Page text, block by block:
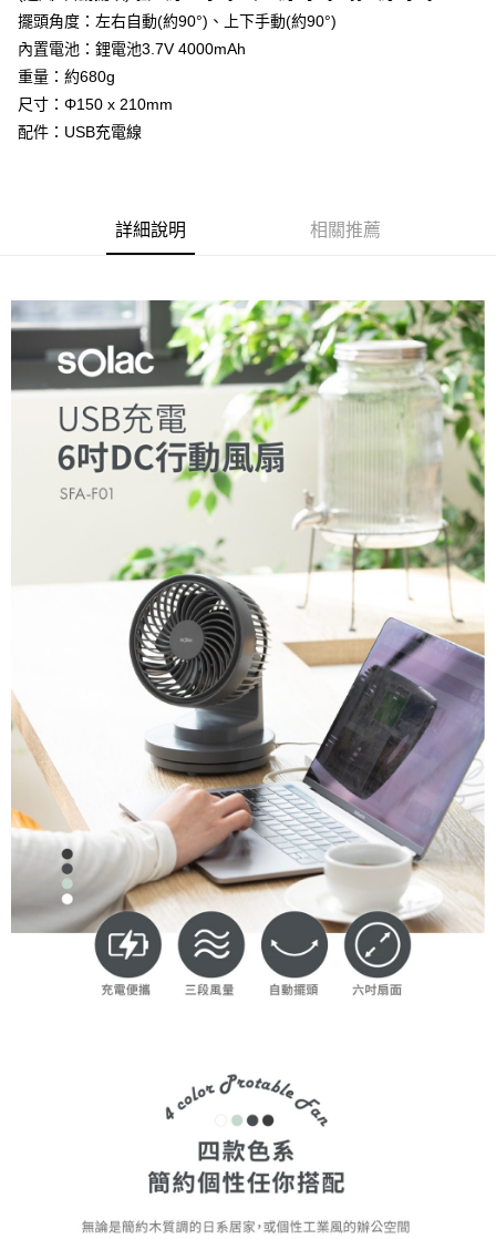
【關於「AFTEE先享後付」】
AFTEE先享後付是「在收到商品之後才付款」的支付方式。 讓您購物簡單
１．簡單：不需註冊會員、不需綁卡、不需儲值。
２．便利：只要手機號碼，簡訊認證，即可結帳。
３．安心：先確認商品／服務後，再付款。
２．訂單成立數日內，您將收到繳費通知簡訊。
３．收到繳費通知簡訊後14天內，點擊此簡訊中的連結，可透過四大超商／
購買商品的店家。未經商家同意取消之訂單仍視為有效，需透過AFTEE先享
後付繳納相關費用。
※ 交易是否成功請以「AFTEE先享後付 」之結帳頁面顯示為準，若有關於
是否繳費成功／繳費後需取消欲退款等相關疑問，請聯繫「AFTEE先享後付
客戶支援中心」
https://netprotections.freshdesk.com/support/home
【注意事項】
１．透過由恩沛科技股份有限公司提供之「AFTEE先享後付」服務完成之交
易，需依本服務之必要範圍內提供個人資料，並將交易相關給付款項請求債
權轉讓予恩沛科技股份有限公司。
２．關於個人資料處理事宜，請瀏覽以下網址：
３．未成年的使用者請事先徵得法定代理人或監護人之同意方可使用
「AFTEE先享後付」，若未經同意申辦者引起之損失，本公司不負相關責
４．使用「AFTEE先享後付」時，將依據個別帳號之用戶狀況，依本公司即
時審查核予不同之上限額度；若仍有額度不足之情形，本公司將視審查結果
請求用戶進行身份認證。
５．嚴禁一人註冊多個帳號或使用他人資訊註冊。若發現惡意使用之情形，
恩沛科技股份有限公司將有權停止該用戶之使用額度並採取法律行動。
ATM付款
運送方式
全家取貨付款
每筆NT$60，滿NT$399(含以上)免運費
每筆NT$60，滿NT$399(含以上)免運費
每筆NT$75，滿NT$399(含以上)免運費
擺頭角度：左右自動(約90°)、上下手動(約90°)
內置電池：鋰電池3.7V 4000mAh
重量：約680g
尺寸：Φ150 x 210mm
配件：USB充電線
詳細說明 相關推薦